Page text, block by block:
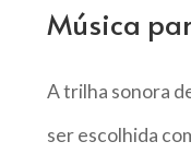
Música
A trilha sonora
ser escolhida